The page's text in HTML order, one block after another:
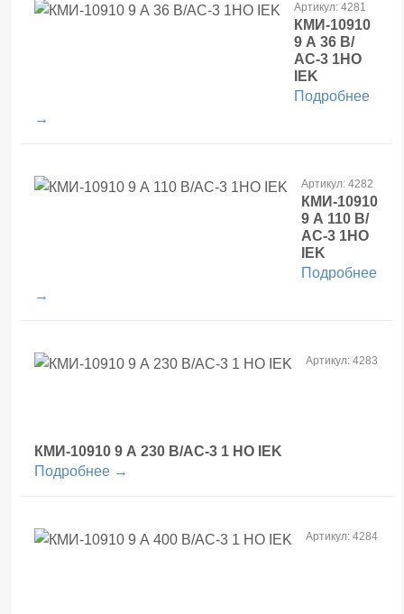
Артикул: 4281
КМИ-10910
9 А 36 В/
АС-3 1НО
IEK
Подробнее
→
Артикул: 4282
КМИ-10910
9 А 110 В/
АС-3 1НО
IEK
Подробнее
→
Артикул: 4283
КМИ-10910 9 А 230 В/АС-3 1 НО IEK
Подробнее →
Артикул: 4284